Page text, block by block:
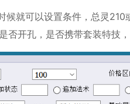
候就可以设置条件，总灵
否开孔，是否携带套装特技，